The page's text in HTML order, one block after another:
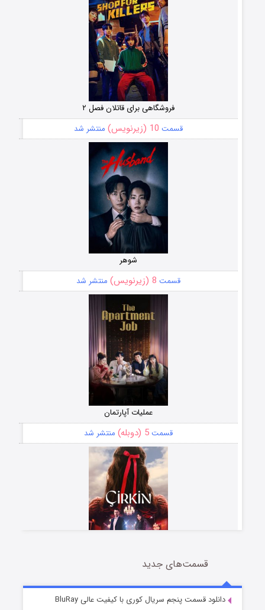
فروشگاهی برای قاتلان فصل ۲
قسمت 10 (زیرنویس) منتشر شد
شوهر
قسمت 8 (زیرنویس) منتشر شد
عملیات آپارتمان
قسمت5 (دوبله) منتشر شد
سریال زشت
قسمت2 (زیرنویس) منتشر شد
قسمت‌های جدید
دانلود قسمت پنجم سریال کوری با کیفیت عالی BluRay